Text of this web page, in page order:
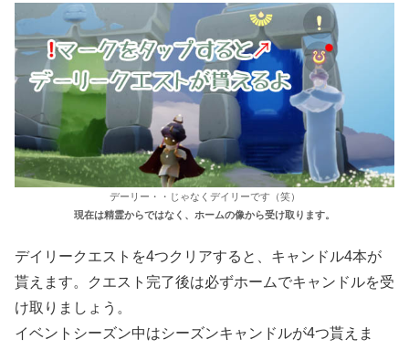
デーリー・・じゃなくデイリーです（笑）
現在は精霊からではなく、ホームの像から受け取ります。
デイリークエストを4つクリアすると、キャンドル4本が
貰えます。クエスト完了後は必ずホームでキャンドルを受
け取りましょう。
イベントシーズン中はシーズンキャンドルが4つ貰えま